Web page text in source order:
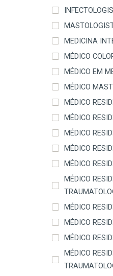
MEDICINA
MÉDICO
MÉDICO EM
MÉDICO
MÉDICO
MÉDICO
MÉDICO
MÉDICO
MÉDICO
MÉDICO
MÉDICO
MÉDICO
MÉDICO
MÉDICO